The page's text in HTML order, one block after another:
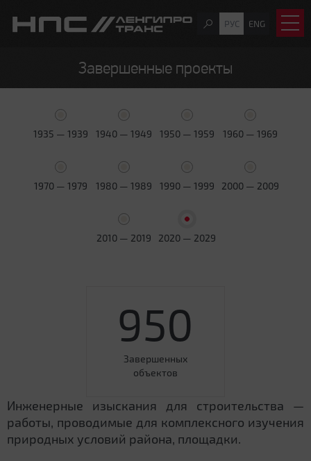
РУС ENG
Завершенные проекты
1935 — 1939 1940 — 1949 1950 — 1959 1960 — 1969
1970 — 1979 1980 — 1989 1990 — 1999 2000 — 2009
2010 — 2019 2020 — 2029
950
Завершенных
объектов
Инженерные изыскания для строительства —
работы, проводимые для комплексного изучения
природных условий района, площадки.